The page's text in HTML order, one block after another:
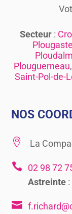
Secteur :
Plouguerneau,
Saint-Pol-de-
NOS
 La

02 98 72
Astreinte:
